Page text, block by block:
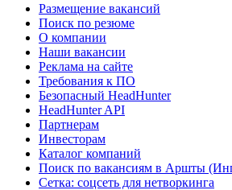
Размещение вакансий
Поиск по резюме
О компании
Наши вакансии
Реклама на сайте
Требования к ПО
Безопасный HeadHunter
HeadHunter API
Партнерам
Инвесторам
Каталог компаний
Поиск по вакансиям в Аршты
Сетка: соцсеть для нетворкинга